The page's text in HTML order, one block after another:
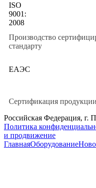
ISO
9001:
2008
Производство
стандарту
ЕАЭС
Сертификация продукции
Российская Федерация, г.
Политика
и продвижение
ГлавнаяОборудование